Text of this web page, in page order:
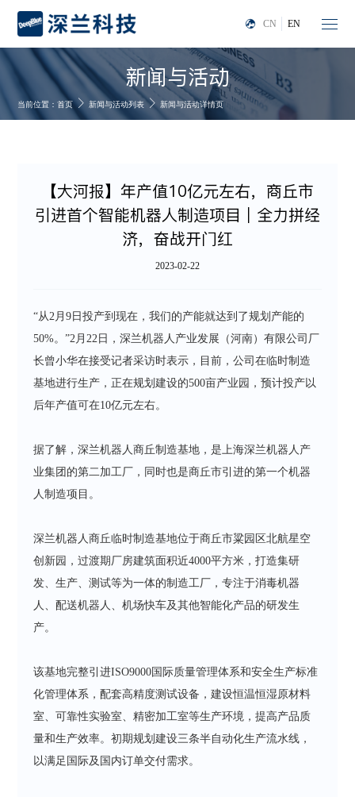
CN EN
新闻与活动
当前位置：首页 新闻与活动列表 新闻与活动详情页
【大河报】年产值10亿元左右，商丘市
引进首个智能机器人制造项目｜全力拼经
济，奋战开门红
2023-02-22
“从2月9日投产到现在，我们的产能就达到了规划产能的
50%。”2月22日，深兰机器人产业发展（河南）有限公司厂
长曾小华在接受记者采访时表示，目前，公司在临时制造
基地进行生产，正在规划建设的500亩产业园，预计投产以
后年产值可在10亿元左右。
据了解，深兰机器人商丘制造基地，是上海深兰机器人产
业集团的第二加工厂，同时也是商丘市引进的第一个机器
人制造项目。
深兰机器人商丘临时制造基地位于商丘市粱园区北航星空
创新园，过渡期厂房建筑面积近4000平方米，打造集研
发、生产、测试等为一体的制造工厂，专注于消毒机器
人、配送机器人、机场快车及其他智能化产品的研发生
产。
该基地完整引进ISO9000国际质量管理体系和安全生产标准
化管理体系，配套高精度测试设备，建设恒温恒湿原材料
室、可靠性实验室、精密加工室等生产环境，提高产品质
量和生产效率。初期规划建设三条半自动化生产流水线，
以满足国际及国内订单交付需求。